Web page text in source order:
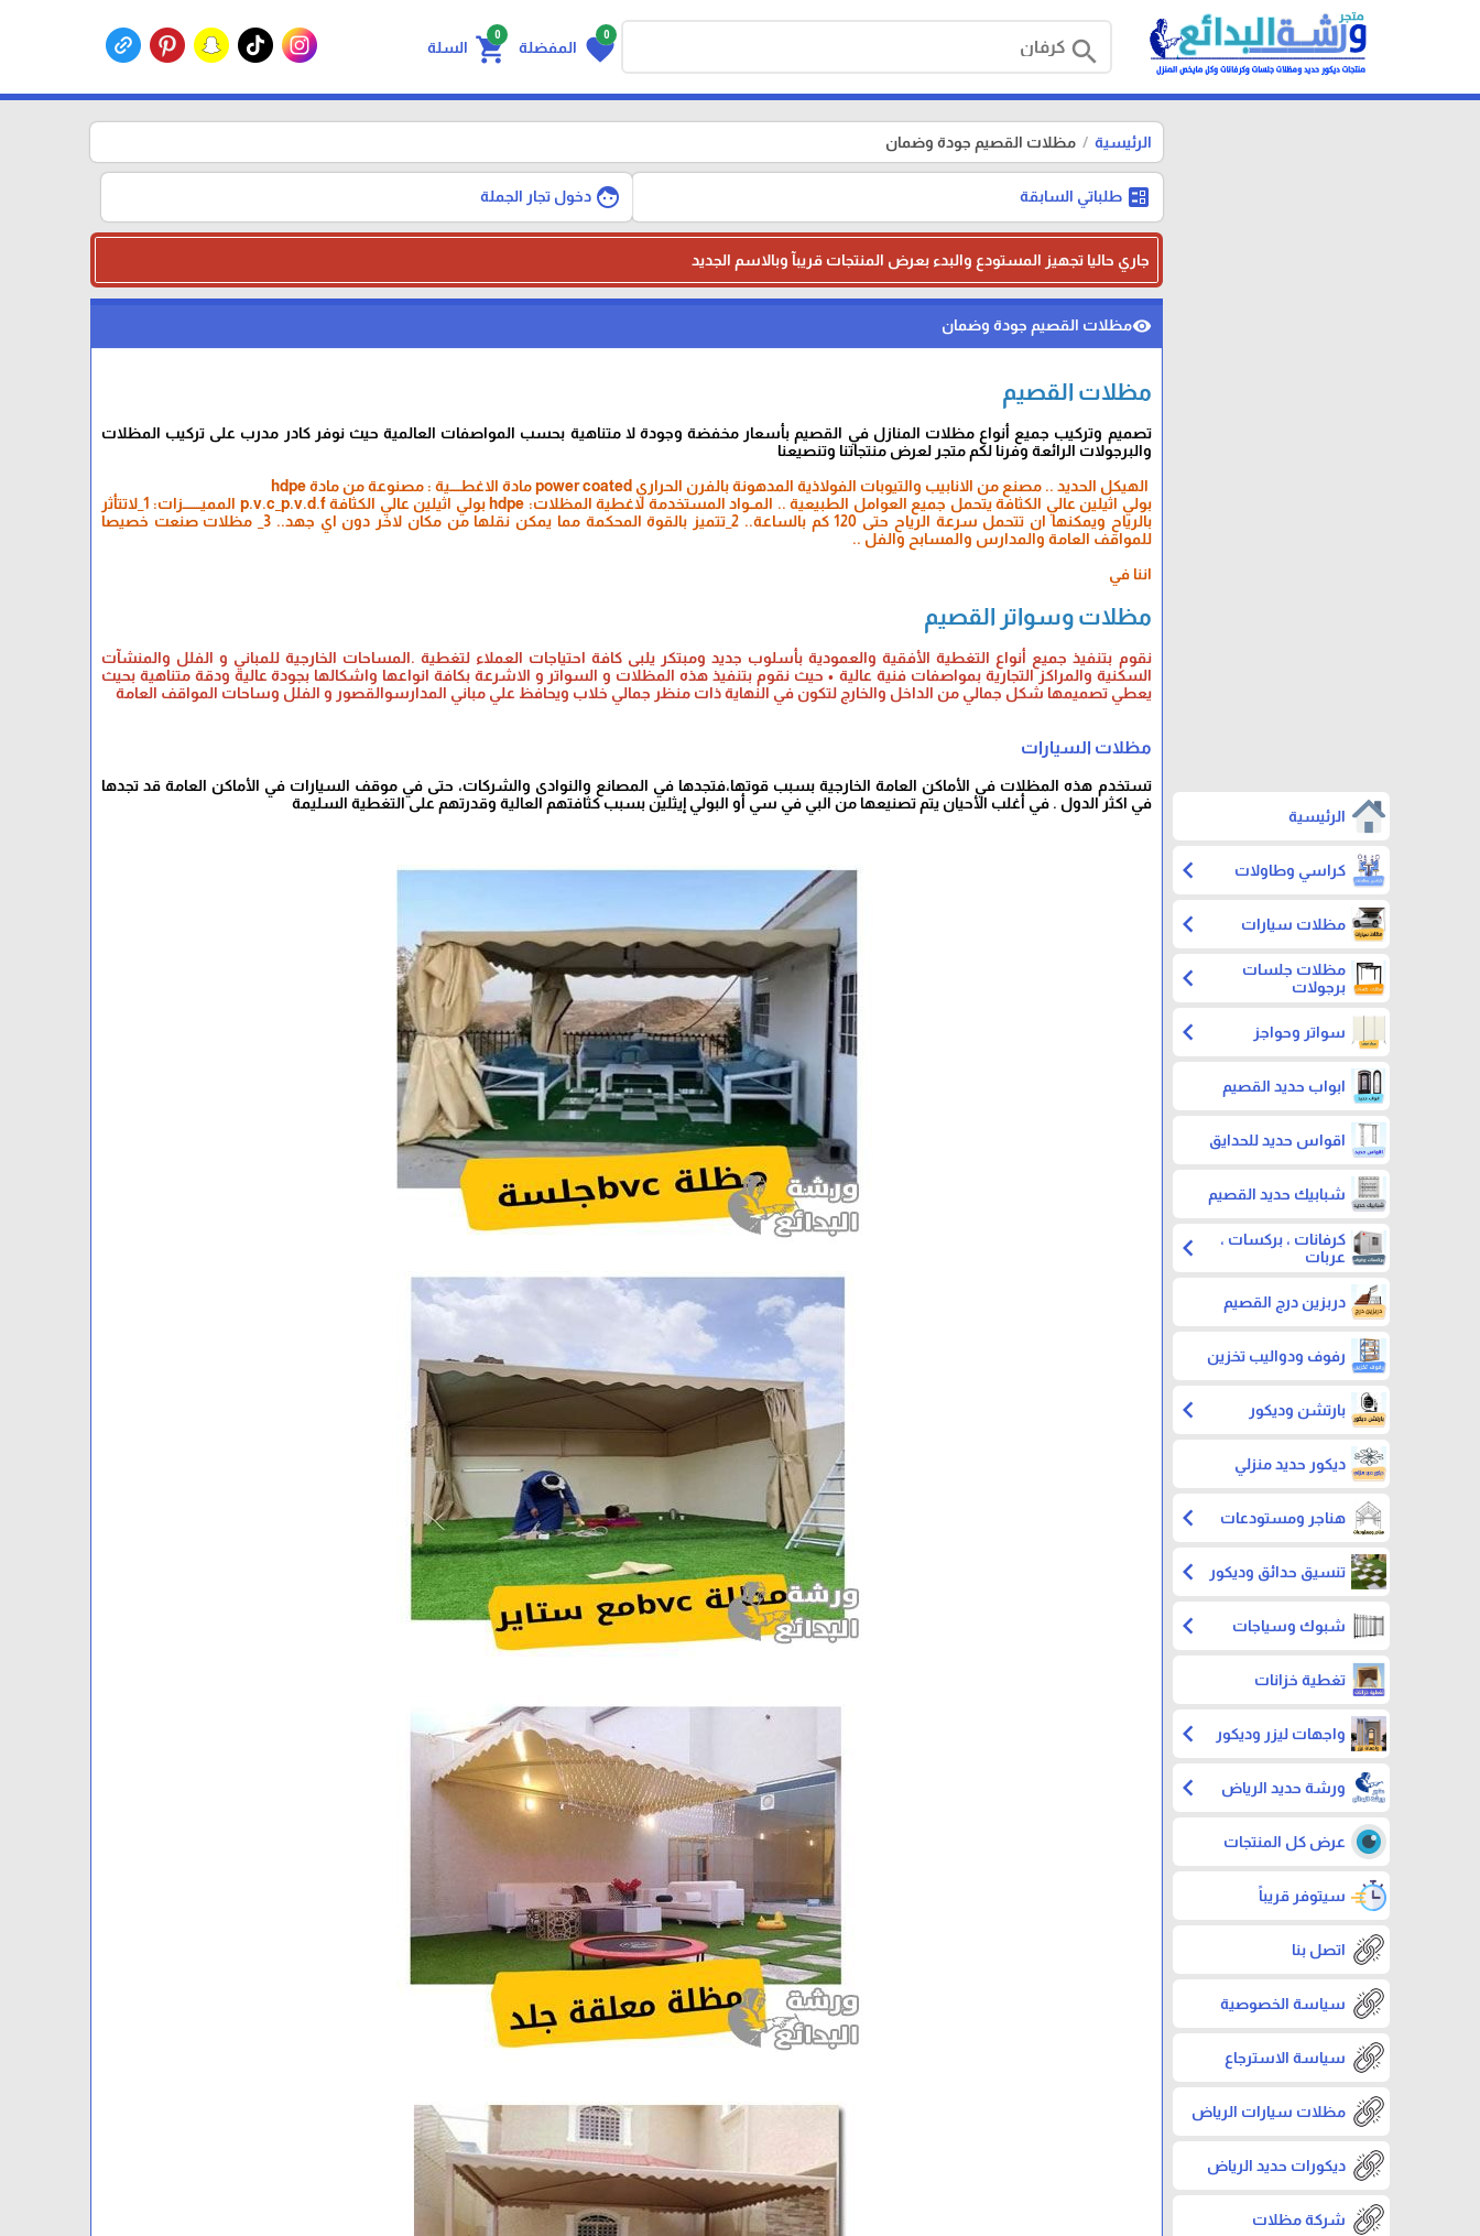
search
0
favorite المفضلة
0
shopping_cart السلة
الرئيسية
كراسي وطاولات chevron_left
مظلات سيارات chevron_left
مظلات جلسات
برجولات
chevron_left
سواتر وحواجز chevron_left
ابواب حديد القصيم
اقواس حديد للحدايق
شبابيك حديد القصيم
كرفانات ، بركسات ،
عربات
chevron_left
دربزين درج القصيم
رفوف ودواليب تخزين
بارتشن وديكور chevron_left
ديكور حديد منزلي
هناجر ومستودعات chevron_left
تنسيق حدائق وديكور chevron_left
شبوك وسياجات chevron_left
تغطية خزانات
واجهات ليزر وديكور chevron_left
ورشة حديد الرياض chevron_left
عرض كل المنتجات
سيتوفر قريباً
اتصل بنا
سياسة الخصوصية
سياسة الاسترجاع
مظلات سيارات الرياض
ديكورات حديد الرياض
شركة مظلات
الرئيسية مظلات القصيم جودة وضمان
ballot طلباتي السابقة face دخول تجار الجملة
جاري حاليا تجهيز المستودع والبدء بعرض المنتجات قريبآ وبالاسم الجديد
visibilityمظلات القصيم جودة وضمان
مظلات القصيم
تصميم وتركيب جميع أنواع مظلات المنازل في القصيم بأسعار مخفضة وجودة لا متناهية بحسب المواصفات العالمية حيث نوفر كادر مدرب على تركيب المظلات
والبرجولات الرائعة وفرنا لكم متجر لعرض منتجاتنا وتنصيعنا
الهيكل الحديد .. مصنع من الانابيب والتيوبات الفولاذية المدهونة بالفرن الحراري power coated مادة الاغطـــــية : مصنوعة من مادة hdpe
بولي اثيلين عالي الكثافة يتحمل جميع العوامل الطبيعية .. المــواد المستخدمة لاغطية المظلات: hdpe بولي اثيلين عالي الكثافة p.v.c_p.v.d.f المميــــــــزات: 1_لاتتأثر
بالرياح ويمكنها ان تتحمل سرعة الرياح حتى 120 كم بالساعة.. 2_تتميز بالقوة المحكمة مما يمكن نقلها من مكان لاخر دون اي جهد.. 3_ مظلات صنعت خصيصا
للمواقف العامة والمدارس والمسابح والفل ..
اننا في
مظلات وسواتر القصيم
نقوم بتنفيذ جميع أنواع التغطية الأفقية والعمودية بأسلوب جديد ومبتكر يلبى كافة احتياجات العملاء لتغطية .المساحات الخارجية للمباني و الفلل والمنشآت
السكنية والمراكز التجارية بمواصفات فنية عالية • حيث نقوم بتنفيذ هذه المظلات و السواتر و الاشرعة بكافة انواعها واشكالها بجودة عالية ودقة متناهية بحيث
يعطي تصميمها شكل جمالي من الداخل والخارج لتكون في النهاية ذات منظر جمالي خلاب ويحافظ علي مباني المدارسوالقصور و الفلل وساحات المواقف العامة
مظلات السيارات
تستخدم هذه المظلات في الأماكن العامة الخارجية بسبب قوتها،فتجدها في المصانع والنوادى والشركات، حتى في موقف السيارات في الأماكن العامة قد تجدها
في اكثر الدول . في أغلب الأحيان يتم تصنيعها من البي في سي أو البولي إيثلين بسبب كثافتهم العالية وقدرتهم على التغطية السليمة